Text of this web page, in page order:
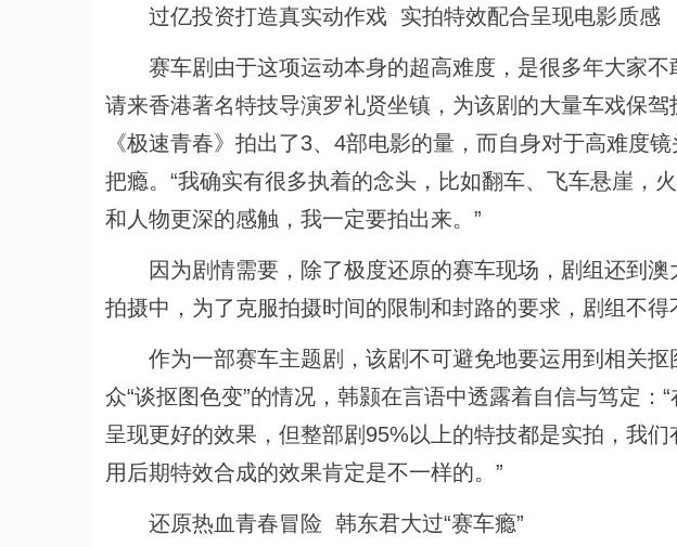
过亿投资打造真实动作戏 实拍特效配合呈现电影质感
赛车剧由于这项运动本身的超高难度，是很多年大家不
请来香港著名特技导演罗礼贤坐镇，为该剧的大量车戏保
《极速青春》拍出了3、4部电影的量，而自身对于高难度
把瘾。“我确实有很多执着的念头，比如翻车、飞车悬崖，
和人物更深的感触，我一定要拍出来。”
因为剧情需要，除了极度还原的赛车现场，剧组还到澳
拍摄中，为了克服拍摄时间的限制和封路的要求，剧组不得
作为一部赛车主题剧，该剧不可避免地要运用到相关抠
众“谈抠图色变”的情况，韩颢在言语中透露着自信与笃定：
呈现更好的效果，但整部剧95%以上的特技都是实拍，我
用后期特效合成的效果肯定是不一样的。”
还原热血青春冒险 韩东君大过“赛车瘾”